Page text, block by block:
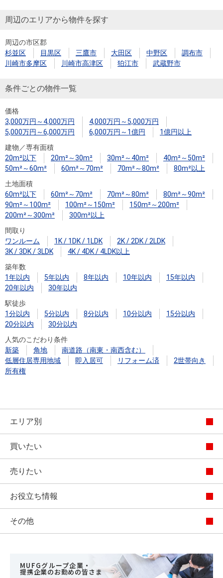
す
購入向け
サービス
住宅ロー
ンシミュ
住まい1プ
ラス（お
暮らしの
税金の本
（電子ブ
ック）
ド
住まいと
暮らしの
税金の本
売却ガイ
ド
周辺のエリアから物件を探す
周辺の市区郡
杉並区
目黒区 三鷹市 大田区 中野区
調布市
川崎市多摩区
川崎市高津区 狛江市 武蔵野市
条件ごとの物件一覧
価格
3,000万円～4,000万円
4,000万円～5,000万円
5,000万円～6,000万円
6,000万円～1億円
1億円以上
建物／専有面積
20m²以下
20m²～30m² 30m²～40m²
40m²～50m²
50m²～60m²
60m²～70m² 70m²～80m²
80m²以上
土地面積
60m²以下
60m²～70m² 70m²～80m²
80m²～90m²
90m²～100m²
100m²～150m²
150m²～200m²
200m²～300m²
300m²以上
間取り
ワンルーム
1K / 1DK / 1LDK
2K / 2DK / 2LDK
3K / 3DK / 3LDK
4K / 4DK / 4LDK以上
築年数
1年以内
5年以内 8年以内 10年以内
15年以内
20年以内
30年以内
駅徒歩
1分以内
5分以内 8分以内 10分以内
15分以内
20分以内
30分以内
人気のこだわり条件
新築
角地
南道路（南東・南西含む）
低層住居専用地域
即入居可 リフォーム済
2世帯向き
所有権
エリア別
買いたい
売りたい
お役立ち情報
その他
MUFGグループ企業・
提携企業のお勤めの皆さま